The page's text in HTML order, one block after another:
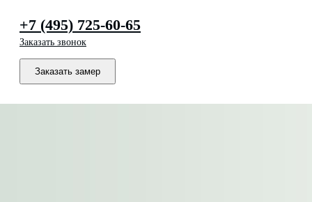
+7 (495) 725-60-65
Заказать звонок
Заказать замер